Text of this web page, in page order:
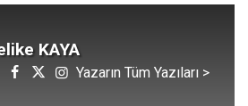
KAYA
Yazarın Tüm Yazıları >